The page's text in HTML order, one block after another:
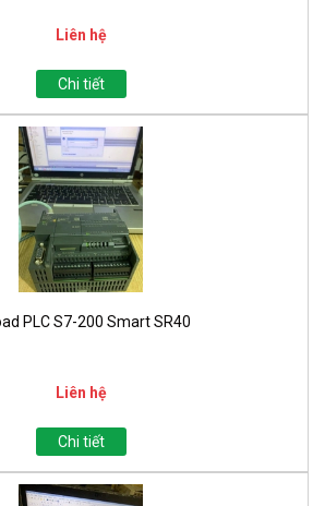
Liên hệ
Chi tiết
PLC S7-200 Smart SR40
Liên hệ
Chi tiết